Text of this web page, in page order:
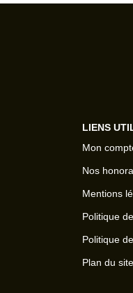
LIENS
Mon
Nos
Mentions
Politique
Politique
Plan du site